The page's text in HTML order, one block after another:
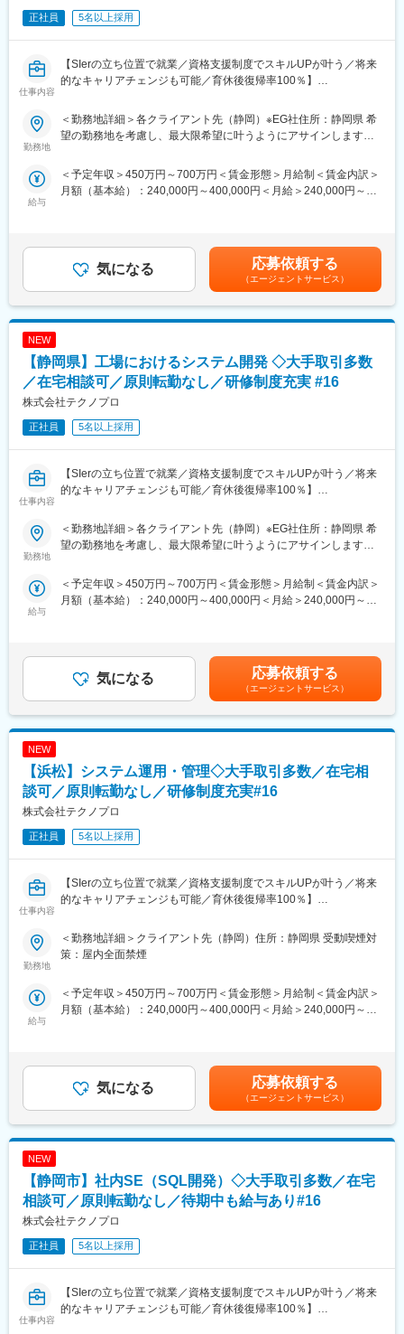
更新・賞与有)→正社員というステップでキャリアアップ可能!
早い方で、契約社員入社から約1年でリージョナル社員（正社員）
に登用される方もいます。
充実しています。
正社員 5名以上採用
仕事内容
【SIerの立ち位置で就業／資格支援制度でスキルUPが叶う／将来
的なキャリアチェンジも可能／育休後復帰率100％】
■担当業務：
通信システムの現地調整および保守をお任せいたします。
め・報告
■ポジションの魅力：
転勤無し、退職金制度の完備、平均残業時間20時間、業界TOPク
ラスの弊社だからこそ腰を据えて就業可能な環境で、社員定着率
95%！
無料で受講可能なプログラミングスクールを受講することがで
い技術を突き詰めることができ、自身に合ったキャリアを形成で
きる環境です。
■プロジェクトのアサイン方法：
入社前にエンジニアの方の意向を汲み取らせていただきます。
業務内容・勤務地・残業時間・出社頻度の詳細情報をお伝えいた
合意のもと、プロジェクト確定となりますので、一方的にプロジ
ェクトを依頼することはございません。
・キャリアデザインアドバイザー
エンジニアとしてのキャリアデザインや業務に関するご相談に応
・リーダー研修
管理者として活躍できるエンジニアになるための研修も用意して
■魅力ポイント：
◇大企業ならではの案件数：
日系大手メーカーやSler、通信系、官公庁、金融証券等、大手企
上流工程中心に下流の案件まで多くの案件を保有しているため、
エンジニアの希望やスキルに応じたアサインが可能です。
◇豊富なキャリアパス：
将来は、【PL／PM】や【技術スペシャリスト】など、多岐にわ
たるプロジェクトのなかで、様々な業種、職種へキャリアパスが
可能です。
◇充実した教育制度：
200種類以上の豊富なプログラム内容を揃えています。
※社内承認を得た講座は全額会社負担！
【eラーニング】PC／スマートフォンで受講可能
勤務地
＜勤務地詳細＞各クライアント先（静岡）※EG社住所：静岡県 希
望の勤務地を考慮し、最大限希望に叶うようにアサインします。
給与
＜予定年収＞450万円～700万円＜賃金形態＞月給制＜賃金内訳＞
月額（基本給）：240,000円～400,000円＜月給＞240,000円～
リーダー：年収500万円入社10年目：マネージャー： 年収700万
円※上記キャリア例は残業代を除いた金額です賃金はあくまでも目
安の金額であり、選考を通じて上下する可能性があります。月給
(月額)は固定手当を含めた表記です。
気になる 応募依頼する
（エージェントサービス）
NEW
【静岡県】工場におけるシステム開発 ◇大手取引多数
／在宅相談可／原則転勤なし／研修制度充実 #16
株式会社テクノプロ
正社員 5名以上採用
仕事内容
【SIerの立ち位置で就業／資格支援制度でスキルUPが叶う／将来
的なキャリアチェンジも可能／育休後復帰率100％】
■担当業務：
顧客向け工場で使用されている基幹・生産管理システムの開発を
開発やコーディングは2割程度、要件定義や基本設計は８割程度で
す。
言語：C#、PostgleSQLなど
＜働き方＞
・テレワーク併用(週２程度)
・ソフトエンジニアとして開発・設計～テストまで、あらゆる工
程を自分のキャリアに沿って取り組むことができます。
・上流工程へスキルマップしたい、マネジメント業務に携わって
いきたい方大歓迎です！
・職場の環境は暖かく、年齢も幅広く在籍しております。どんな
方でもあってもコミュニケーションに抵抗がなければ楽しい就業
・今後発展していきプロジェクトも拡大していく見込みです。そ
の一員として活躍していきませんか。
・キャリアデザインアドバイザー
エンジニアとしてのキャリアデザインや業務に関するご相談に応
・リーダー研修
管理者として活躍できるエンジニアになるための研修も用意して
■魅力ポイント：
◇大企業ならではの案件数：
日系大手メーカーやSler、通信系、官公庁、金融証券等、大手企
上流工程中心に下流の案件まで多くの案件を保有しているため、
エンジニアの希望やスキルに応じたアサインが可能です。
◇豊富なキャリアパス：
将来は、【PL／PM】や【技術スペシャリスト】など、多岐にわ
たるプロジェクトのなかで、様々な業種、職種へキャリアパスが
可能です。
◇充実した教育制度：
200種類以上の豊富なプログラム内容を揃えています。
※社内承認を得た講座は全額会社負担！
勤務地
＜勤務地詳細＞各クライアント先（静岡）※EG社住所：静岡県 希
望の勤務地を考慮し、最大限希望に叶うようにアサインします。
給与
＜予定年収＞450万円～700万円＜賃金形態＞月給制＜賃金内訳＞
月額（基本給）：240,000円～400,000円＜月給＞240,000円～
リーダー：年収500万円入社10年目：マネージャー： 年収700万
円※上記キャリア例は残業代を除いた金額です賃金はあくまでも目
安の金額であり、選考を通じて上下する可能性があります。月給
(月額)は固定手当を含めた表記です。
気になる 応募依頼する
（エージェントサービス）
NEW
【浜松】システム運用・管理◇大手取引多数／在宅相
談可／原則転勤なし／研修制度充実#16
株式会社テクノプロ
正社員 5名以上採用
仕事内容
【SIerの立ち位置で就業／資格支援制度でスキルUPが叶う／将来
的なキャリアチェンジも可能／育休後復帰率100％】
■担当業務：
各種システムが備える汎用的な機能を一元化した基盤の運用管理
・システム利用者のアカウント情報や認証・認可機能の提供
・システム間のデータ連携やマスタ情報、実行ジョブの一元管理
ラスの弊社だからこそ腰を据えて就業可能な環境で、社員定着率
95%！
無料で受講可能なプログラミングスクールを受講することがで
き、上流工程から下流工程まで案件も豊富。ご自身が身に着けた
い技術を突き詰めることができ、自身に合ったキャリアを形成で
■プロジェクトのアサイン方法：
入社前にエンジニアの方の意向を汲み取らせていただきます。
業務内容・勤務地・残業時間・出社頻度の詳細情報をお伝えいた
します。
合意のもと、プロジェクト確定となりますので、一方的にプロジ
■支援体制：
勤務地
＜勤務地詳細＞クライアント先（静岡）住所：静岡県 受動喫煙対
策：屋内全面禁煙
給与
＜予定年収＞450万円～700万円＜賃金形態＞月給制＜賃金内訳＞
月額（基本給）：240,000円～400,000円＜月給＞240,000円～
リーダー：年収500万円入社10年目：マネージャー： 年収700万
円※上記キャリア例は残業代を除いた金額です賃金はあくまでも目
安の金額であり、選考を通じて上下する可能性があります。月給
(月額)は固定手当を含めた表記です。
気になる 応募依頼する
（エージェントサービス）
NEW
【静岡市】社内SE（SQL開発）◇大手取引多数／在宅
相談可／原則転勤なし／待期中も給与あり#16
株式会社テクノプロ
正社員 5名以上採用
仕事内容
【SIerの立ち位置で就業／資格支援制度でスキルUPが叶う／将来
的なキャリアチェンジも可能／育休後復帰率100％】